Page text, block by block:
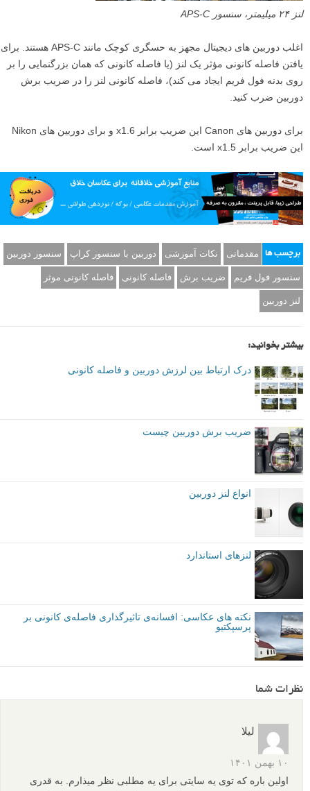
لنز ۲۴ میلیمتر، سنسور APS-C
اغلب دوربین های دیجیتال مجهز به حسگری کوچک مانند APS-C هستند. برای
یافتن فاصله کانونی مؤثر یک لنز (یا فاصله کانونی که همان بزرگنمایی را بر
روی بدنه فول فریم ایجاد می کند)، فاصله کانونی لنز را در ضریب برش
دوربین ضرب کنید.
برای دوربین های Canon این ضریب برابر x1.6 و برای دوربین های Nikon
این ضریب برابر x1.5 است.
برچسب ها مقدماتی نکات آموزشی دوربین با سنسور کراپ سنسور دوربین
سنسور فول فریم ضریب برش فاصله کانونی فاصله کانونی موثر
لنز دوربین
بیشتر بخوانید:
درک ارتباط بین لرزش دوربین و فاصله کانونی
ضریب برش دوربین چیست
انواع لنز دوربین
لنزهای استاندارد
نکته های عکاسی: افسانه‌ی تاثیرگذاری فاصله‌ی کانونی بر
پرسپکتیو
نظرات شما
لیلا
۱۰ بهمن ۱۴۰۱
اولین باره که توی یه سایتی برای یه مطلبی نظر میذارم. به قدری